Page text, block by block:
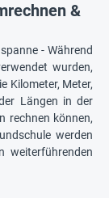
&
- Während
wurden,
Kilometer, Meter,
Längen in der
rechnen können,
werden
weiterführenden